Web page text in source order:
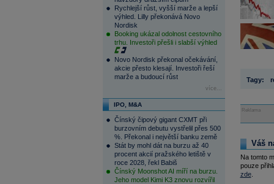
Rychlejší růst, vyšší marže a lepší
výhled. Lilly překonává Novo
Nordisk
Booking ukázal odolnost cestovního
trhu. Investoři přešli i slabší výhled
Novo Nordisk překonal očekávání,
akcie přesto klesají. Investoři řeší
marže a budoucí růst
více...
IPO, M&A
Čínský čipový gigant CXMT při
burzovním debutu vystřelil přes 500
%. Překonal i největší banku země
Stát by mohl dát na burzu až 40
procent akcií pražského letiště v
roce 2028, řekl Babiš
Čínský Moonshot AI míří na burzu.
Jeho model Kimi K3 znovu rozvířil
Tagy:
Reklama
Váš
Na tomto
pouze
zde.